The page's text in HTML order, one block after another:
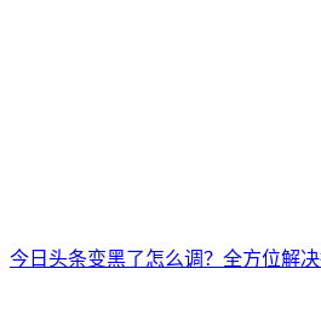
今日头条变黑了怎么调？全方位解